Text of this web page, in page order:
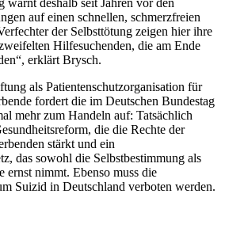
auf einen schnellen, schmerzfreien
der Selbsttötung zeigen hier ihre
Hilfesuchenden, die am Ende
erklärt Brysch.
als Patientenschutzorganisation für
fordert die im Deutschen Bundestag
mehr zum Handeln auf: Tatsächlich
die die Rechte der
stärkt und ein
das sowohl die Selbstbestimmung als
ernst nimmt. Ebenso muss die
Suizid in Deutschland verboten werden.